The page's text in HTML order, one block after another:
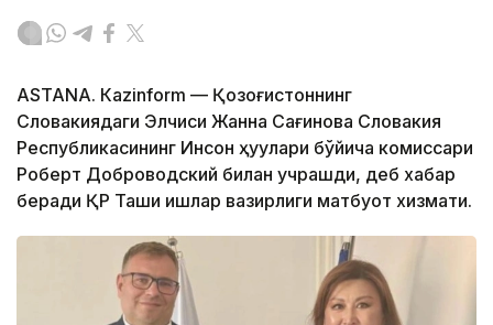
ASTANА. Кazinform — Қозоғистоннинг
Словакиядаги Элчиси Жанна Сағинова Словакия
Республикасининг Инсон ҳуқуқлари бўйича комиссари
Роберт Доброводский билан учрашди, деб хабар
беради ҚР Ташқи ишлар вазирлиги матбуот хизмати.